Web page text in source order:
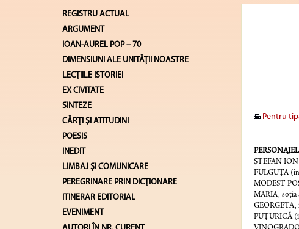
REGISTRU ACTUAL
ARGUMENT
IOAN-AUREL POP – 70
DIMENSIUNI ALE UNITĂŢII NOASTRE
LECŢIILE ISTORIEI
EX CIVITATE
SINTEZE
CĂRŢI ŞI ATITUDINI
POESIS
INEDIT
LIMBAJ ŞI COMUNICARE
PEREGRINARE PRIN DICȚIONARE
ITINERAR EDITORIAL
EVENIMENT
Pentru
ŞTEFAN ION
FULGUŢA
MODEST
MARIA, soţia
GEORGETA,
PUŢURICĂ